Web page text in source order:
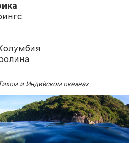
и Индийском океанах